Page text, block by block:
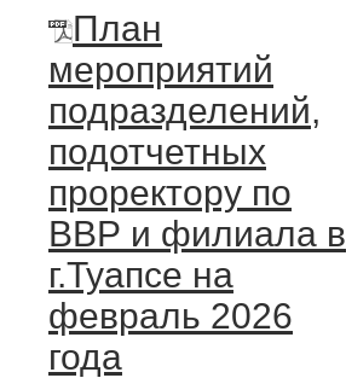
План
мероприятий
подразделений,
подотчетных
проректору по
ВВР и филиала в
г.Туапсе на
февраль 2026
года